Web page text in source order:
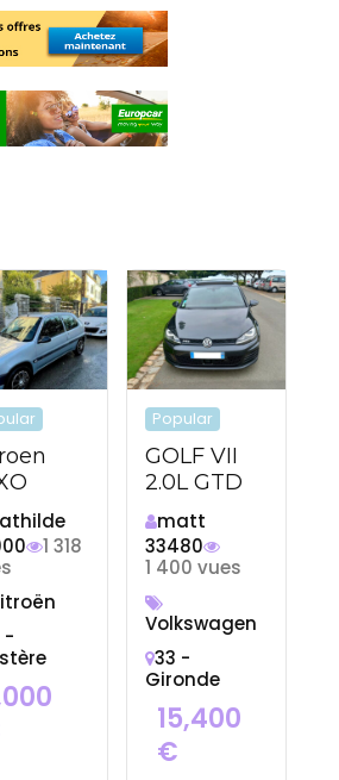
1 318
-
Popular
GOLF VII
2.0L GTD
matt
33480
1 400 vues
Volkswagen
33 -
Gironde
15,400
€